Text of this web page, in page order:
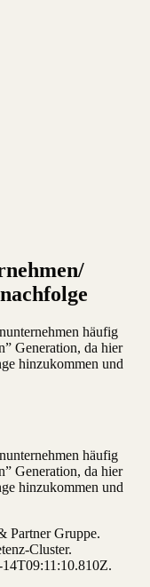
häufig
Generation, da hier
hinzukommen und
häufig
Generation, da hier
hinzukommen und
Partner Gruppe.
Cluster.
.